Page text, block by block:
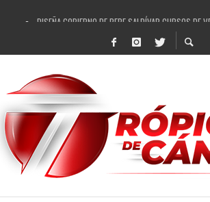
DISEÑA GOBIERNO DE PEPE SALDÍVAR CURSOS DE
REFRENDAN LOS 28 DELEGADOS Y 14
FORTALECE GOBIERNO DE PEPE SALDÍVAR LA
GOBIERNO DE PEPE SALDÍVAR Y GRUPO FEMSA
CUARTA FERIA EXPO AGROPECUARIA TRAJO
RECONOCE PEPE SALDÍVAR A ARTISTA
EGRESA GOBIERNO DE PEPE SALDÍVAR A
SON MUJERES GUADALUPENSES PRINCIPALES